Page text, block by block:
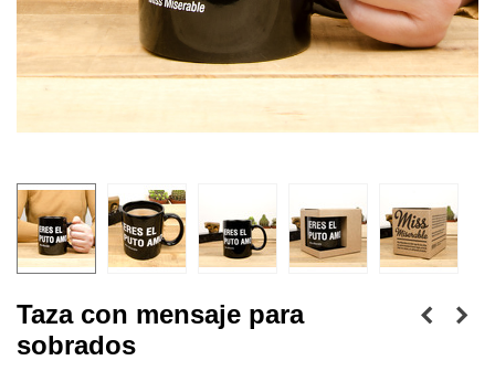
Taza con mensaje para
sobrados